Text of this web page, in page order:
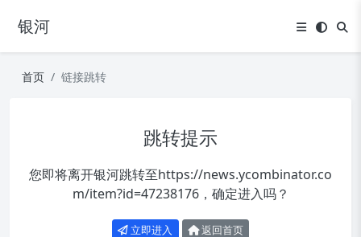
银河
首页 链接跳转
跳转提示
您即将离开银河跳转至https://news.ycombinator.co
m/item?id=47238176，确定进入吗？
立即进入 返回首页